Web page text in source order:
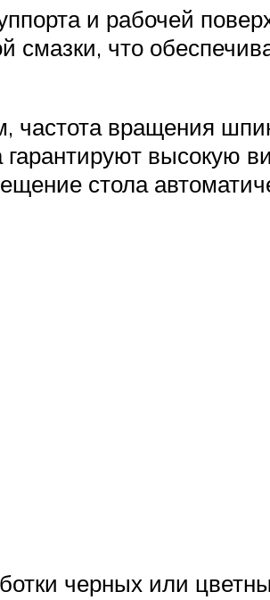
и рабочей
что
частота вращения
высокую
стола
черных или